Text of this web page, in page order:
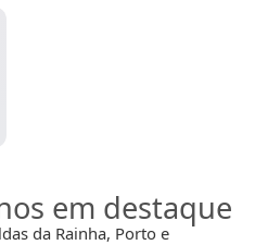
em destaque
da Rainha, Porto e